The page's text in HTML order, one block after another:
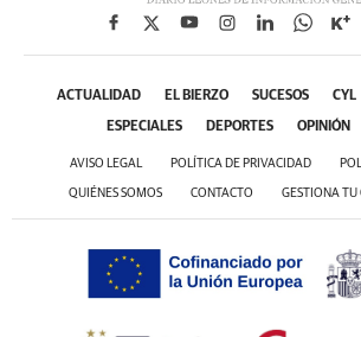
ACTUALIDAD EL BIERZO SUCESOS CYL
ESPECIALES DEPORTES OPINIÓN
AVISO LEGAL POLÍTICA DE PRIVACIDAD
QUIÉNES SOMOS CONTACTO GESTIONA TU